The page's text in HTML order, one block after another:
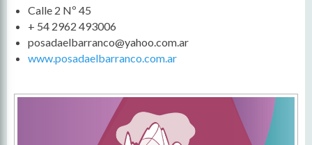
Calle 2 Nº 45
+ 54 2962 493006
posadaelbarranco@yahoo.com.ar
www.posadaelbarranco.com.ar